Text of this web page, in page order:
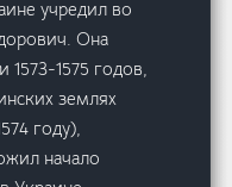
учредил во
Она
1573-1575 годов,
землях
году),
начало